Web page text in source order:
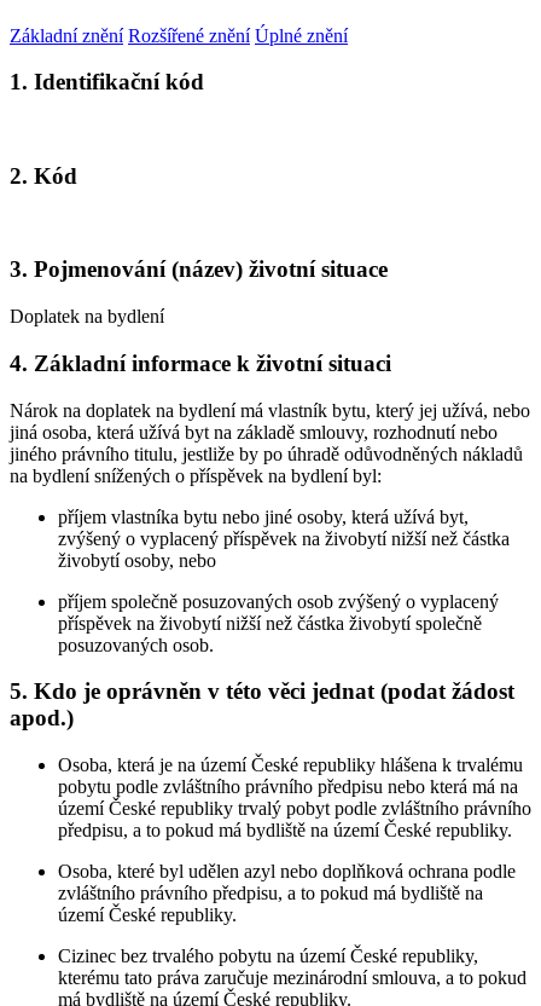
Základní znění Rozšířené znění Úplné znění
1. Identifikační kód
2. Kód
3. Pojmenování (název) životní situace
Doplatek na bydlení
4. Základní informace k životní situaci
Nárok na doplatek na bydlení má vlastník bytu, který jej užívá, nebo
jiná osoba, která užívá byt na základě smlouvy, rozhodnutí nebo
jiného právního titulu, jestliže by po úhradě odůvodněných nákladů
na bydlení snížených o příspěvek na bydlení byl:
příjem vlastníka bytu nebo jiné osoby, která užívá byt,
zvýšený o vyplacený příspěvek na živobytí nižší než částka
živobytí osoby, nebo
příjem společně posuzovaných osob zvýšený o vyplacený
příspěvek na živobytí nižší než částka živobytí společně
posuzovaných osob.
5. Kdo je oprávněn v této věci jednat (podat žádost
apod.)
Osoba, která je na území České republiky hlášena k trvalému
pobytu podle zvláštního právního předpisu nebo která má na
území České republiky trvalý pobyt podle zvláštního právního
předpisu, a to pokud má bydliště na území České republiky.
Osoba, které byl udělen azyl nebo doplňková ochrana podle
zvláštního právního předpisu, a to pokud má bydliště na
území České republiky.
Cizinec bez trvalého pobytu na území České republiky,
kterému tato práva zaručuje mezinárodní smlouva, a to pokud
má bydliště na území České republiky.